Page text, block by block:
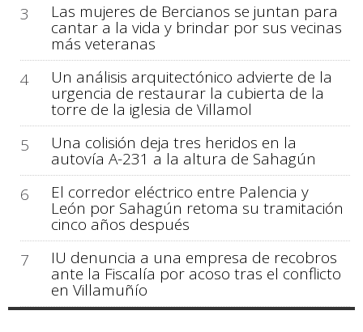
3
Las mujeres de Bercianos se juntan para
cantar a la vida y brindar por sus vecinas
más veteranas
4
Un análisis arquitectónico advierte de la
urgencia de restaurar la cubierta de la
torre de la iglesia de Villamol
5
Una colisión deja tres heridos en la
autovía A-231 a la altura de Sahagún
6
El corredor eléctrico entre Palencia y
León por Sahagún retoma su tramitación
cinco años después
7
IU denuncia a una empresa de recobros
ante la Fiscalía por acoso tras el conflicto
en Villamuñío